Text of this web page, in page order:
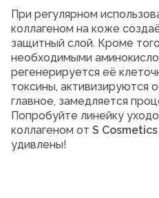
При регулярном
коллагеном на коже
защитный слой. Кроме
необходимыми
регенерируется её
токсины, активизируются
главное, замедляется
Попробуйте линейку
коллагеном от S Cosmetics
удивлены!